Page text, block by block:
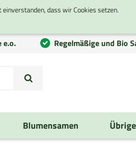
dass wir Cookies setzen.
e.o. Regelmäßige und Bio
Blumensamen